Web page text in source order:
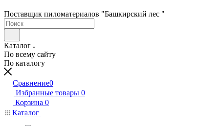
Поставщик пиломатериалов "Башкирский лес "
Каталог
По всему сайту
По каталогу
Сравнение0
Избранные товары 0
Корзина 0
Каталог